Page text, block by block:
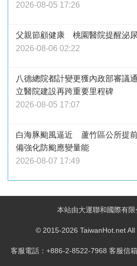
2026-08-05 17:26
父親節顧健康 桃園醫院提醒泌
2026-08-06 02:22
八德總院都計變更獲內政部審議
立醫院建設再跨重要里程碑
2026-08-05 17:07
白海豚颱風逼近 蘆竹區公所提
備強化防颱應變量能
2026-08-07 17:49
本站由大運聯和國際有
© 2015-2026 TaiwanHot.net
客服電話：+886-2-8522-7968 客服信